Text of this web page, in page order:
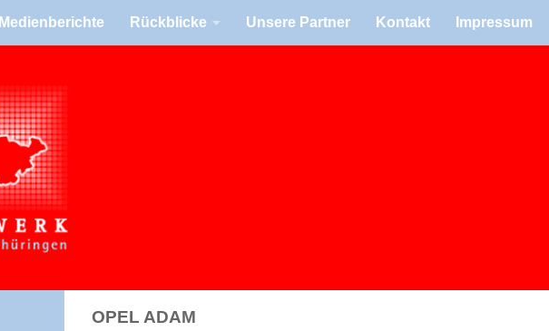
Medi­en­be­richte Rück­bli­cke Unsere Part­ner Kon­takt Impres­sum
OPEL ADAM